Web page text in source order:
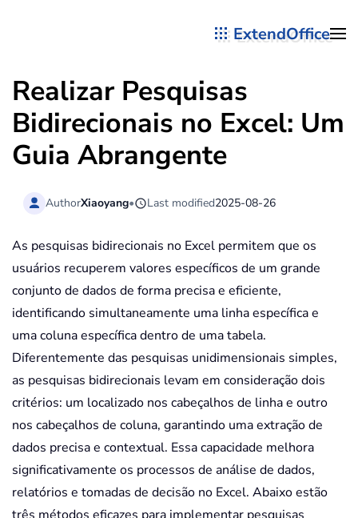
ExtendOffice
Realizar Pesquisas
Bidirecionais no Excel: Um
Guia Abrangente
AuthorXiaoyang• Last modified2025-08-26
As pesquisas bidirecionais no Excel permitem que os
usuários recuperem valores específicos de um grande
conjunto de dados de forma precisa e eficiente,
identificando simultaneamente uma linha específica e
uma coluna específica dentro de uma tabela.
Diferentemente das pesquisas unidimensionais simples,
as pesquisas bidirecionais levam em consideração dois
critérios: um localizado nos cabeçalhos de linha e outro
nos cabeçalhos de coluna, garantindo uma extração de
dados precisa e contextual. Essa capacidade melhora
significativamente os processos de análise de dados,
relatórios e tomadas de decisão no Excel. Abaixo estão